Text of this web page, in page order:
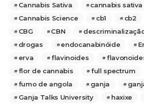
Cannabis Sativa
cannabis sativa
Cannabis Science
cb1 cb2
CBG
CBN
drogas
endocanabinóide
erva
flavinoides
flor de cannabis
full spectrum
fumo de angola
ganja
Ganja Talks University
haxixe